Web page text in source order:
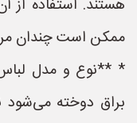
هستند. استفاده از
ممکن است چندان
* **نوع و مدل
براق دوخته می‌شود